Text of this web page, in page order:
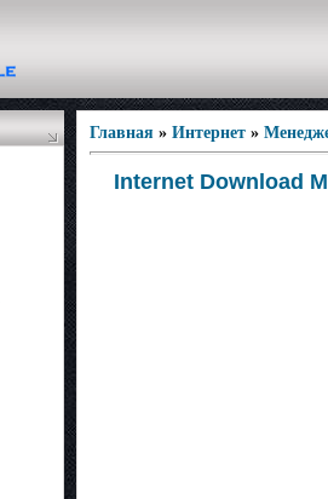
Главная » Интернет »
Internet Download